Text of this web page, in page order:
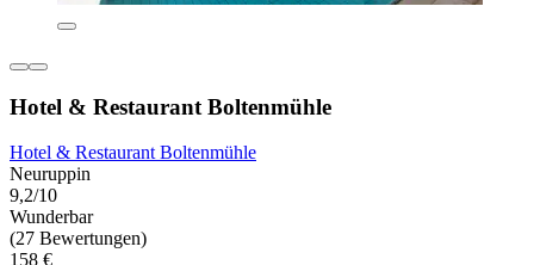
Hotel & Restaurant Boltenmühle
Hotel & Restaurant Boltenmühle
Neuruppin
9,2/10
Wunderbar
(27 Bewertungen)
158 €